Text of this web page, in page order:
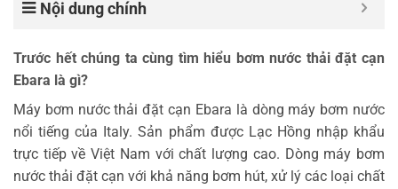
Nội dung chính
Trước hết chúng ta cùng tìm hiểu bơm nước thải đặt cạn
Ebara là gì?
Máy bơm nước thải đặt cạn Ebara là dòng máy bơm nước
nổi tiếng của Italy. Sản phẩm được Lạc Hồng nhập khẩu
trực tiếp về Việt Nam với chất lượng cao. Dòng máy bơm
nước thải đặt cạn với khả năng bơm hút, xử lý các loại chất